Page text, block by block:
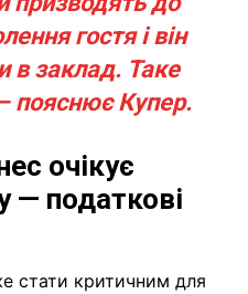
гостя і він
в заклад. Таке
пояснює Купер.
очікує
— податкові
стати критичним для